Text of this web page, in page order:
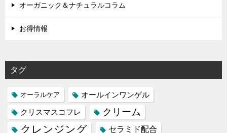
オーガニック＆ナチュラルコラム
お得情報
タグ
オーラルケア
オールインワンゲル
クリスマスコフレ
クリーム
クレンジング セラミド配合